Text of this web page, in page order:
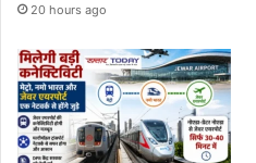
20 hours ago